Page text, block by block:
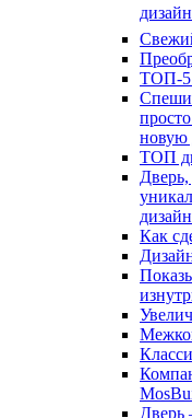
ТОП-5
новую
ТОП
Дверь,
Как
Дверь